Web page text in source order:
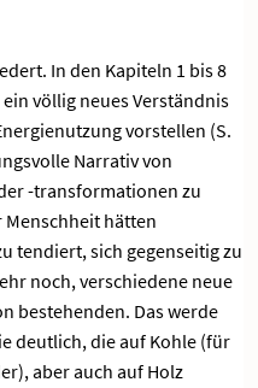
In den Kapiteln 1 bis 8
völlig neues Verständnis
vorstellen (S.
Narrativ von
-transformationen zu
Menschheit hätten
tendiert, sich gegenseitig zu
noch, verschiedene neue
bestehenden. Das werde
deutlich, die auf Kohle (für
aber auch auf Holz